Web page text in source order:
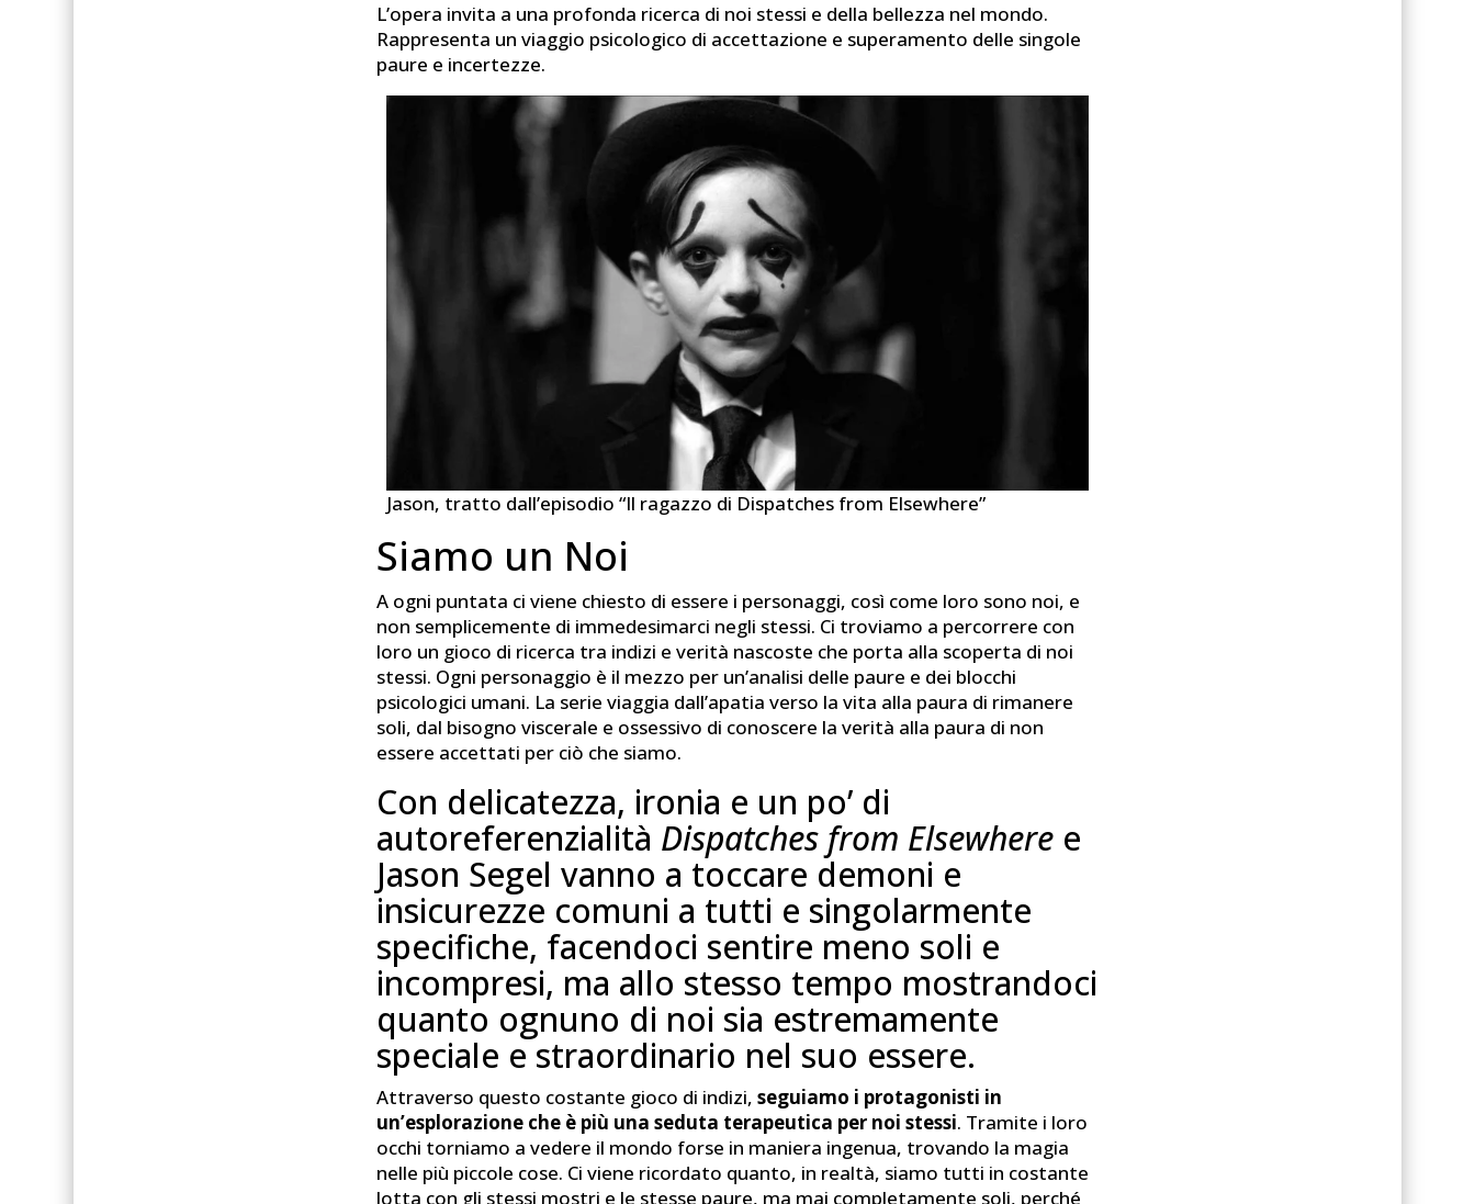
L’opera invita a una profonda ricerca di noi stessi e della bellezza nel mondo.
Rappresenta un viaggio psicologico di accettazione e superamento delle singole
paure e incertezze.
Jason, tratto dall’episodio “Il ragazzo di Dispatches from Elsewhere”
Siamo un Noi
A ogni puntata ci viene chiesto di essere i personaggi, così come loro sono noi, e
non semplicemente di immedesimarci negli stessi. Ci troviamo a percorrere con
loro un gioco di ricerca tra indizi e verità nascoste che porta alla scoperta di noi
stessi. Ogni personaggio è il mezzo per un’analisi delle paure e dei blocchi
psicologici umani. La serie viaggia dall’apatia verso la vita alla paura di rimanere
soli, dal bisogno viscerale e ossessivo di conoscere la verità alla paura di non
essere accettati per ciò che siamo.
Con delicatezza, ironia e un po’ di
autoreferenzialità Dispatches from Elsewhere e
Jason Segel vanno a toccare demoni e
insicurezze comuni a tutti e singolarmente
specifiche, facendoci sentire meno soli e
incompresi, ma allo stesso tempo mostrandoci
quanto ognuno di noi sia estremamente
speciale e straordinario nel suo essere.
Attraverso questo costante gioco di indizi,seguiamo i protagonisti in
un’esplorazione che è più una seduta terapeutica per noi stessi. Tramite i loro
occhi torniamo a vedere il mondo forse in maniera ingenua, trovando la magia
nelle più piccole cose. Ci viene ricordato quanto, in realtà, siamo tutti in costante
lotta con gli stessi mostri e le stesse paure, ma mai completamente soli, perché